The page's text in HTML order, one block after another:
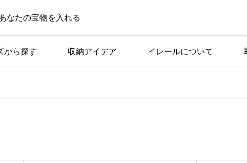
なたの宝物を入れる
から探す 収納アイデア イレールについて